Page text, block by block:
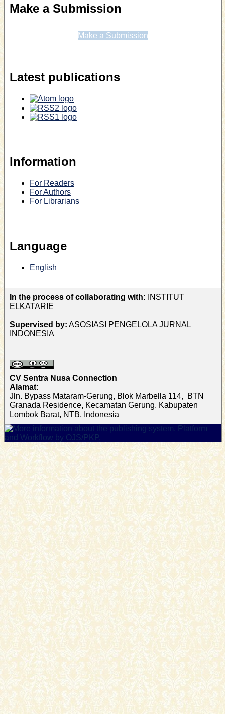
Make a Submission
Make a Submission
Latest publications
Information
For Readers
For Authors
For Librarians
Language
English
In the process of collaborating with: INSTITUT
ELKATARIE
Supervised by: ASOSIASI PENGELOLA JURNAL
INDONESIA
CV Sentra Nusa Connection
Alamat:
Jln. Bypass Mataram-Gerung, Blok Marbella 114, BTN
Granada Residence, Kecamatan Gerung, Kabupaten
Lombok Barat, NTB, Indonesia